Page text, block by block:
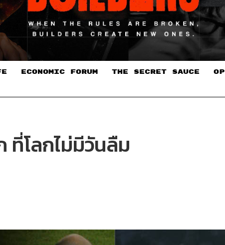
ECONOMIC FORUM THE SECRET SAUCE​
ที่โลกไม่มีวันลืม